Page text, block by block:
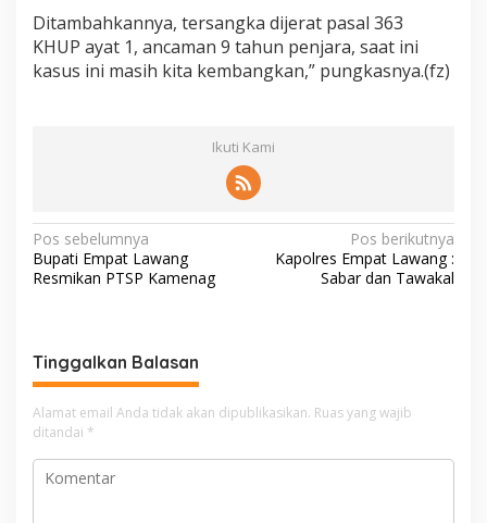
Ditambahkannya, tersangka dijerat pasal 363
KHUP ayat 1, ancaman 9 tahun penjara, saat ini
kasus ini masih kita kembangkan,” pungkasnya.(fz)
Ikuti Kami
N
a
g
a
s
i
p
Pos sebelumnya
Bupati Empat Lawang
Resmikan PTSP Kamenag
Pos berikutnya
Kapolres Empat Lawang :
Sabar dan Tawakal
Tinggalkan Balasan
Alamat email Anda tidak akan dipublikasikan. Ruas yang wajib
ditandai *